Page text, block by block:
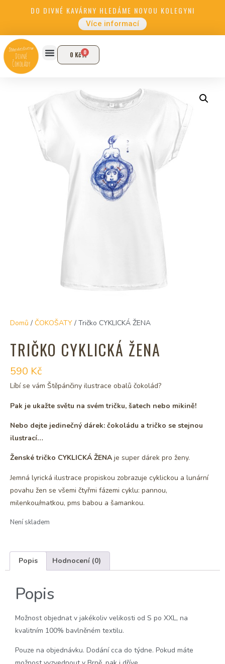
DO DIVNÉ KAVÁRNY HLEDÁME NOVOU KOLEGYNI
Více informací
0 Kč 0
Domů / ČOKOŠATY / Tričko CYKLICKÁ ŽENA
TRIČKO CYKLICKÁ ŽENA
590 Kč
Líbí se vám Štěpánčiny ilustrace obalů čokolád?
Pak je ukažte světu na svém tričku, šatech nebo mikině!
Nebo dejte jedinečný dárek: čokoládu a tričko se stejnou
ilustrací…
Ženské tričko CYKLICKÁ ŽENA je super dárek pro ženy.
Jemná lyrická ilustrace propiskou zobrazuje cyklickou a lunární
povahu žen se všemi čtyřmi fázemi cyklu: pannou,
milenkou/matkou, pms babou a šamankou.
Není skladem
Popis Hodnocení (0)
Popis
Možnost objednat v jakékoliv velikosti od S po XXL, na
kvalitním 100% bavlněném textilu.
Pouze na objednávku. Dodání cca do týdne. Pokud máte